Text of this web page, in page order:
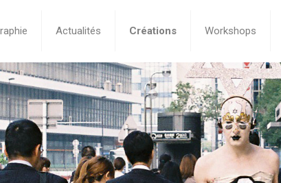
Actualités Créations Workshops